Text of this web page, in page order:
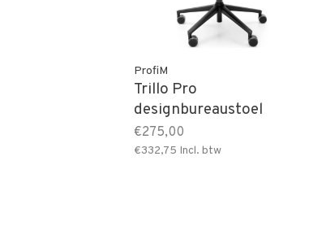
ProfiM
Trillo Pro
designbureaustoel
€275,00
€332,75 Incl. btw